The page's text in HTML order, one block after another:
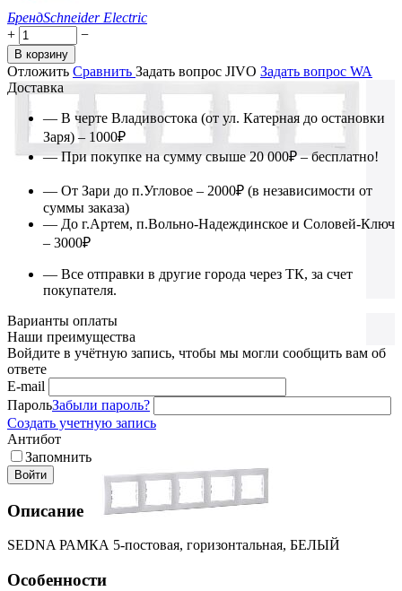
БрендSchneider Electric
+
−
В корзину
Отложить Сравнить Задать вопрос JIVO Задать вопрос WA
Доставка
— В черте Владивостока (от ул. Катерная до остановки
Заря) – 1000₽
— При покупке на сумму свыше 20 000₽ – бесплатно!
— От Зари до п.Угловое – 2000₽ (в независимости от
суммы заказа)
— До г.Артем, п.Вольно-Надеждинское и Соловей-Ключ
– 3000₽
— Все отправки в другие города через ТК, за счет
покупателя.
Варианты оплаты
Наши преимущества
Войдите в учётную запись, чтобы мы могли сообщить вам об
ответе
E-mail
ПарольЗабыли пароль?
Создать учетную запись
Антибот
Запомнить
Войти
Описание
SEDNA РАМКА 5-постовая, горизонтальная, БЕЛЫЙ
Особенности